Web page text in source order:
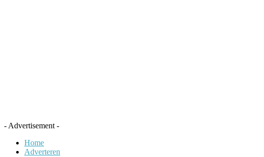
- Advertisement -
Home
Adverteren